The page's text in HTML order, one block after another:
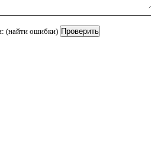
(найти ошибки)